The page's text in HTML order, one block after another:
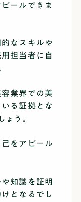
ールできま
なスキルや
担当者に自
業界での美
る証拠とな
ょう。
をアピール
知識を証明
となるでし